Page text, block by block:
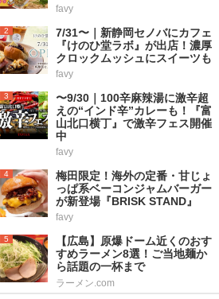
favy
2
7/31〜｜新静岡セノバにカフェ
『けのひ堂ラボ』が出店！濃厚
クロックムッシュにスイーツも
favy
3
〜9/30｜100辛麻辣湯に激辛超
えの“インド辛”カレーも！『富
山北口横丁』で激辛フェス開催
中
favy
4
梅田限定！海外の定番・甘じょ
っぱ系ベーコンジャムバーガー
が新登場『BRISK STAND』
favy
5
【広島】原爆ドーム近くのおす
すめラーメン8選！ご当地麺か
ら話題の一杯まで
ラーメン.com